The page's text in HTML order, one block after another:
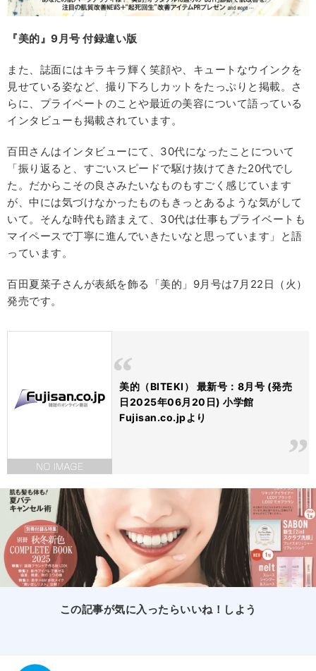
『美的』9月号 付録違い版
また、誌面にはキラキラ輝く笑顔や、キュートなウインクを
見せている姿など、撮り下ろしカットをたっぷりと掲載。さ
らに、プライベートのことや最近の美容について語っている
インタビューも掲載されています。
百田さんはインタビューにて、30代になったことについて
「振り返ると、すごいスピードで駆け抜けてきた20代でし
た。だからこその良さみたいなものもすごく感じています
が、中には気づけなかったものもきっとあるような気がして
いて。そんな時代も踏まえて、30代は仕事もプライベートも
マイペースで丁寧に進んでいきたいなと思っています」と語
っています。
百田夏菜子さんが表紙を飾る「美的」9月号は7月22日（火）
発売です。
美的（BITEKI） 最新号：8月号 (発売
日2025年06月20日) 小学館
Fujisan.co.jpより
この記事が気に入ったらいいね！しよう